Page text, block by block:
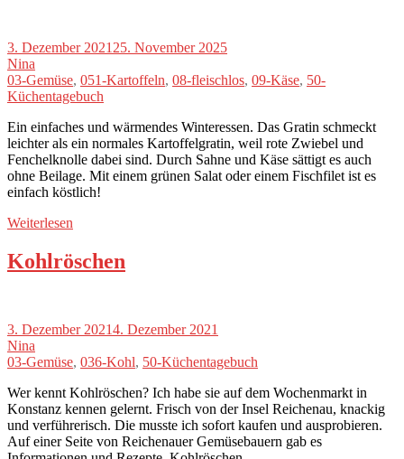
3. Dezember 2021 25. November 2025
Nina
03-Gemüse, 051-Kartoffeln, 08-fleischlos, 09-Käse, 50-
Küchentagebuch
Ein einfaches und wärmendes Winteressen. Das Gratin schmeckt
leichter als ein normales Kartoffelgratin, weil rote Zwiebel und
Fenchelknolle dabei sind. Durch Sahne und Käse sättigt es auch
ohne Beilage. Mit einem grünen Salat oder einem Fischfilet ist es
einfach köstlich!
Weiterlesen
Kohlröschen
3. Dezember 20214. Dezember 2021
Nina
03-Gemüse, 036-Kohl, 50-Küchentagebuch
Wer kennt Kohlröschen? Ich habe sie auf dem Wochenmarkt in
Konstanz kennen gelernt. Frisch von der Insel Reichenau, knackig
und verführerisch. Die musste ich sofort kaufen und ausprobieren.
Auf einer Seite von Reichenauer Gemüsebauern gab es